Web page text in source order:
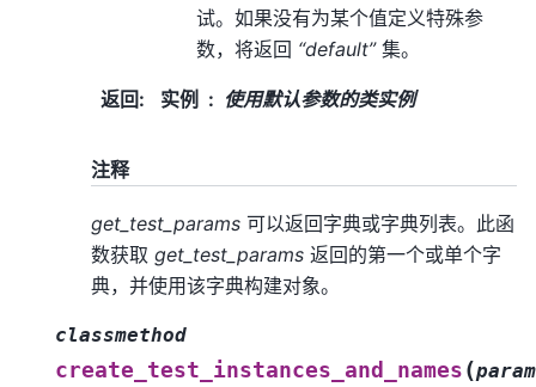
试。如果没有为某个值定义特殊参
数，将返回 “default”集。
返回: 实例 使用默认参数的类实例
注释
get_test_params 可以返回字典或字典列表。此函
数获取 get_test_params 返回的第一个或单个字
典，并使用该字典构建对象。
classmethod
create_test_instances_and_names (